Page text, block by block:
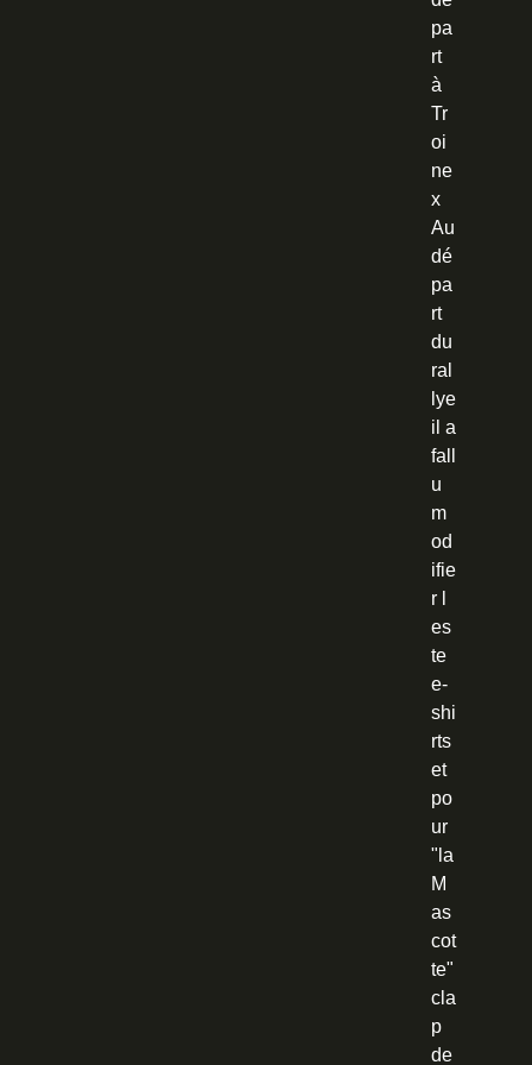
pa
rt
à
Tr
oi
ne
x
Au
dé
pa
rt
du
ral
lye
il a
fall
u
m
od
ifie
r l
es
te
e-
shi
rts
et
po
ur
"la
M
as
cot
te"
cla
p
de